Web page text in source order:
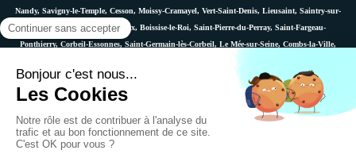
Nandy, Savigny-le-Temple, Cesson, Moissy-Cramayel, Vert-Saint-Denis, Lieusaint, Saintry-sur-
Seine, Le Coudray-Montceaux, Boissise-le-Roi, Saint-Pierre-du-Perray, Saint-Fargeau-
Ponthierry, Corbeil-Essonnes, Saint-Germain-lès-Corbeil, Le Mée-sur-Seine, Combs-la-Ville,
Boussy-Saint-Antoine, etc.
Plan du site